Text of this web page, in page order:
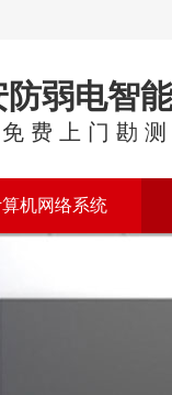
防弱电智
费上门勘
机网络系统